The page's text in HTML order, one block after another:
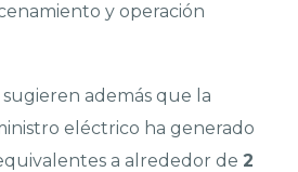
y operación
además que la
eléctrico ha generado
a alrededor de 2